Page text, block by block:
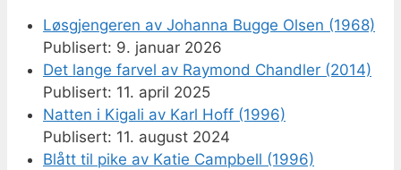
Løsgjengeren av Johanna Bugge Olsen (1968)
9. januar 2026
Det lange farvel av Raymond Chandler (2014)
11. april 2025
Natten i Kigali av Karl Hoff (1996)
11. august 2024
Blått til pike av Katie Campbell (1996)